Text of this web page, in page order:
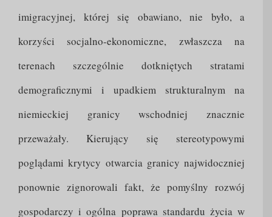
imigracyjnej, której się obawiano, nie było, a
korzyści socjalno-ekonomiczne, zwłaszcza na
terenach szczególnie dotkniętych stratami
demograficznymi i upadkiem strukturalnym na
niemieckiej granicy wschodniej znacznie
przeważały. Kierujący się stereotypowymi
poglądami krytycy otwarcia granicy najwidoczniej
ponownie zignorowali fakt, że pomyślny rozwój
gospodarczy i ogólna poprawa standardu życia w